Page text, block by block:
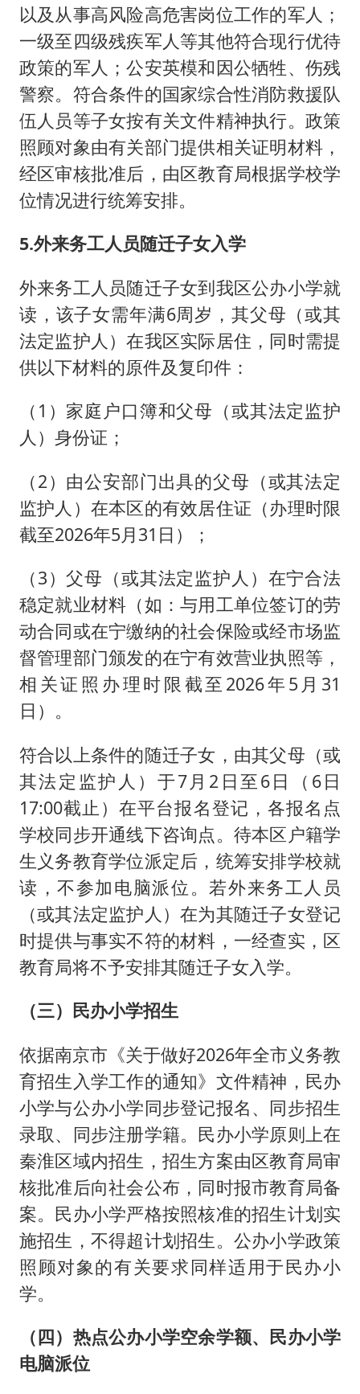
以及从事高风险高危害岗位工作的军人；
一级至四级残疾军人等其他符合现行优待
政策的军人；公安英模和因公牺牲、伤残
警察。符合条件的国家综合性消防救援队
伍人员等子女按有关文件精神执行。政策
照顾对象由有关部门提供相关证明材料，
经区审核批准后，由区教育局根据学校学
位情况进行统筹安排。
5.外来务工人员随迁子女入学
外来务工人员随迁子女到我区公办小学就
读，该子女需年满6周岁，其父母（或其
法定监护人）在我区实际居住，同时需提
供以下材料的原件及复印件：
（1）家庭户口簿和父母（或其法定监护
人）身份证；
（2）由公安部门出具的父母（或其法定
监护人）在本区的有效居住证（办理时限
截至2026年5月31日）；
（3）父母（或其法定监护人）在宁合法
稳定就业材料（如：与用工单位签订的劳
动合同或在宁缴纳的社会保险或经市场监
督管理部门颁发的在宁有效营业执照等，
相关证照办理时限截至2026年5月31
日）。
符合以上条件的随迁子女，由其父母（或
其法定监护人）于7月2日至6日（6日
17:00截止）在平台报名登记，各报名点
学校同步开通线下咨询点。待本区户籍学
生义务教育学位派定后，统筹安排学校就
读，不参加电脑派位。若外来务工人员
（或其法定监护人）在为其随迁子女登记
时提供与事实不符的材料，一经查实，区
教育局将不予安排其随迁子女入学。
（三）民办小学招生
依据南京市《关于做好2026年全市义务教
育招生入学工作的通知》文件精神，民办
小学与公办小学同步登记报名、同步招生
录取、同步注册学籍。民办小学原则上在
秦淮区域内招生，招生方案由区教育局审
核批准后向社会公布，同时报市教育局备
案。民办小学严格按照核准的招生计划实
施招生，不得超计划招生。公办小学政策
照顾对象的有关要求同样适用于民办小
学。
（四）热点公办小学空余学额、民办小学
电脑派位